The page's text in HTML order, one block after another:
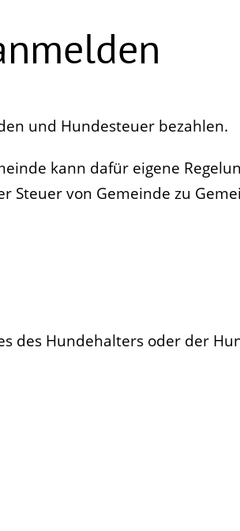
und Hundesteuer bezahlen.
kann dafür eigene
Steuer von Gemeinde zu
des Hundehalters oder der